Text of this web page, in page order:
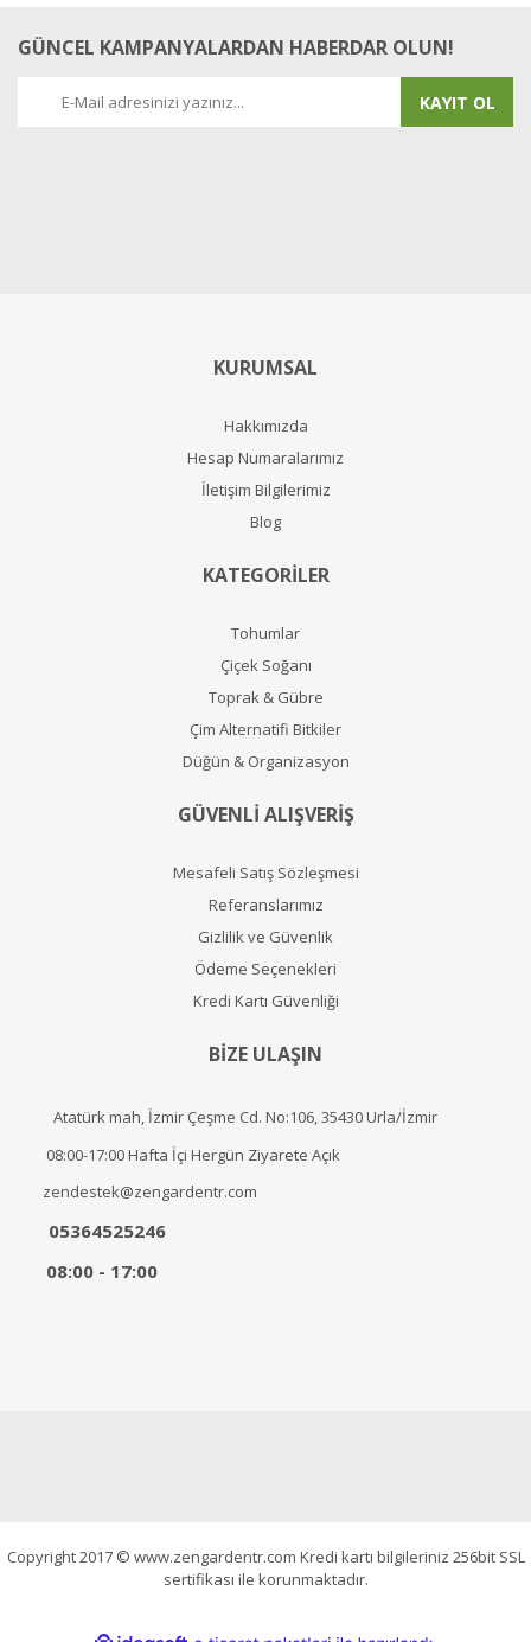
GÜNCEL KAMPANYALARDAN HABERDAR OLUN!
KAYIT OL
KURUMSAL
Hakkımızda
Hesap Numaralarımız
İletişim Bilgilerimiz
Blog
KATEGORİLER
Tohumlar
Çiçek Soğanı
Toprak & Gübre
Çim Alternatifi Bitkiler
Düğün & Organizasyon
GÜVENLİ ALIŞVERİŞ
Mesafeli Satış Sözleşmesi
Referanslarımız
Gizlilik ve Güvenlik
Ödeme Seçenekleri
Kredi Kartı Güvenliği
BİZE ULAŞIN
Atatürk mah, İzmir Çeşme Cd. No:106, 35430 Urla/İzmir
08:00-17:00 Hafta İçi Hergün Ziyarete Açık
zendestek@zengardentr.com
05364525246
08:00 - 17:00
Copyright 2017 © www.zengardentr.com Kredi kartı bilgileriniz 256bit SSL
sertifikası ile korunmaktadır.